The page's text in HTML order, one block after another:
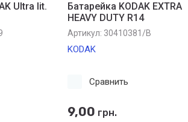
Ultra lit.
Батарейка KODAK EXTRA
HEAVY DUTY R14
Артикул: 30410381/В
KODAK
Сравнить
9,00 грн.